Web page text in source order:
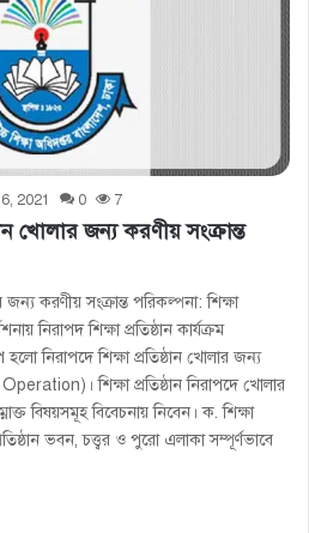
2021 0 7
খােলার জন্য করণীয় সংক্রান্ত
জন্য করণীয় সংক্রান্ত পরিকল্পনা: শিক্ষা
নিরাপদ শিক্ষা প্রতিষ্ঠান কার্যক্রম
নিরাপদে শিক্ষা প্রতিষ্ঠান খােলার জন্য
শিক্ষা প্রতিষ্ঠান নিরাপদে খােলার
বিষয়সমূহ বিবেচনায় নিবেন। ক. শিক্ষা
ভবন, চত্ত্বর ও পুরাে এলাকা সম্পূর্ণভাবে